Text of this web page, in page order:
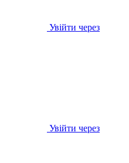
Увійти через
Увійти через